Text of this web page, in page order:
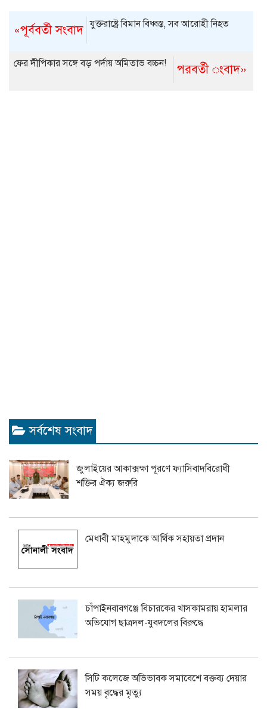
«পূর্ববর্তী সংবাদ যুক্তরাষ্ট্রে বিমান বিধ্বস্ত, সব আরোহী নিহত
পরবর্তী ংবাদ»
ফের দীপিকার সঙ্গে বড় পর্দায় অমিতাভ বচ্চন!
সর্বশেষ সংবাদ
জুলাইয়ের আকাক্সক্ষা পূরণে ফ্যাসিবাদবিরোধী
শক্তির ঐক্য জরুরি
মেধাবী মাহমুদাকে আর্থিক সহায়তা প্রদান
চাঁপাইনবাবগঞ্জে বিচারকের খাসকামরায় হামলার
অভিযোগ ছাত্রদল-যুবদলের বিরুদ্ধে
সিটি কলেজে অভিভাবক সমাবেশে বক্তব্য দেয়ার
সময় বৃদ্ধের মৃত্যু